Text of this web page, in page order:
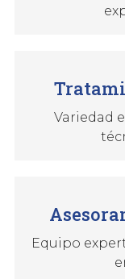
Variedad
Equipo